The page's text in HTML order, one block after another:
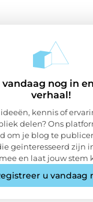
nog in
verhaal!
kennis of
delen? Ons
om je blog te
geïnteresseerd zijn
en laat jouw stem
u vandaag